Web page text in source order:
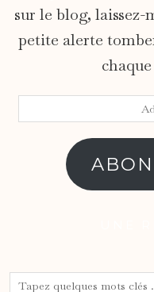
sur le blog, laissez-
petite alerte